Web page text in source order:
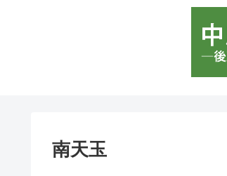
南天玉